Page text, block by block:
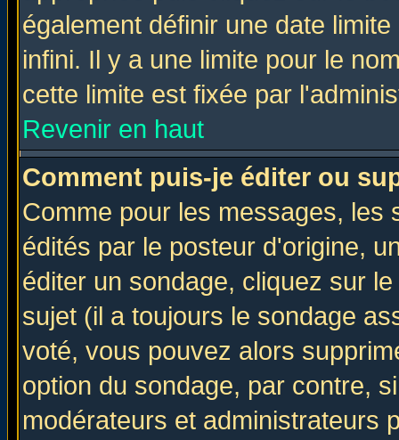
également définir une date
infini. Il y a une limite pour le
cette limite est fixée par
Revenir en haut
Comment puis-je éditer ou
Comme pour les messages, les
édités par le posteur d'origine,
éditer un sondage, cliquez sur
sujet (il a toujours le sondage
voté, vous pouvez alors
option du sondage, par contre,
modérateurs et administrateurs